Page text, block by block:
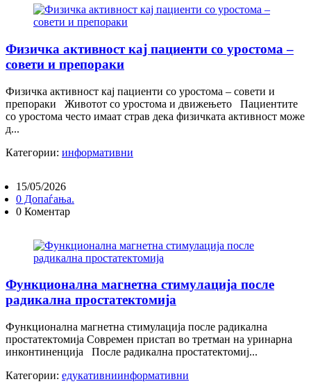
Физичка активност кај пациенти со уростома –
совети и препораки
Физичка активност кај пациенти со уростома – совети и
препораки Животот со уростома и движењето Пациентите
со уростома често имаат страв дека физичката активност може
д...
Категории: информативни
15/05/2026
0 Допаѓања.
0 Коментар
Функционална магнетна стимулација после
радикална простатектомија
Функционална магнетна стимулација после радикална
простатектомија Современ пристап во третман на уринарна
инконтиненција После радикална простатектомиј...
Категории: едукативниинформативни